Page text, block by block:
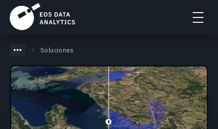
Soluciones